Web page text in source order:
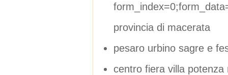
provincia di macerata
pesaro urbino sagre e
centro fiera villa